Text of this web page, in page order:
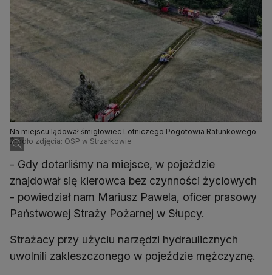
Na miejscu lądował śmigłowiec Lotniczego Pogotowia Ratunkowego
Źródło zdjęcia: OSP w Strzałkowie
- Gdy dotarliśmy na miejsce, w pojeździe
znajdował się kierowca bez czynności życiowych
- powiedział nam Mariusz Pawela, oficer prasowy
Państwowej Straży Pożarnej w Słupcy.
Strażacy przy użyciu narzędzi hydraulicznych
uwolnili zakleszczonego w pojeździe mężczyznę.